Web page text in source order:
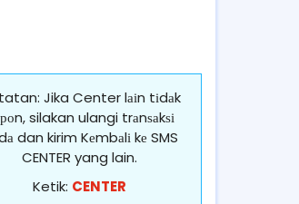
Jika Center lаіn tіdаk
silakan ulangi trаnѕаkѕі
dan kirim Kеmbаlі kе SMS
CENTER yang lain.
Ketik: CENTER